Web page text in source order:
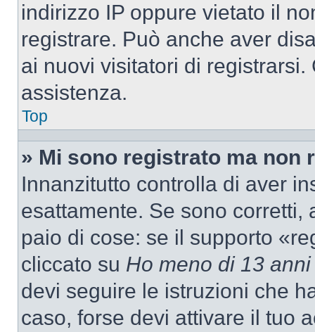
indirizzo IP oppure vietato il
registrare. Può anche aver
ai nuovi visitatori di
assistenza.
Top
» Mi sono registrato ma non
Innanzitutto controlla di aver
esattamente. Se sono
paio di cose: se il supporto
cliccato su Ho meno di 13 anni
devi seguire le istruzioni che
caso, forse devi attivare il tuo